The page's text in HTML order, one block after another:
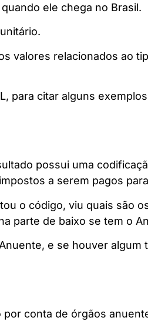
ele chega no Brasil.
valores relacionados ao
para citar alguns
possui uma
a serem pagos
o código, viu quais são
parte de baixo se tem o
e se houver algum
conta de órgãos